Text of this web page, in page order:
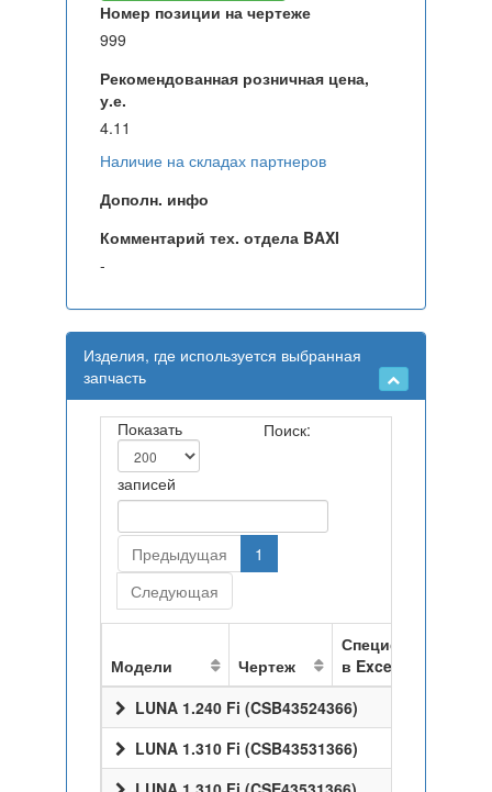
Номер позиции на чертеже
999
Рекомендованная розничная цена,
у.е.
4.11
Наличие на складах партнеров
Дополн. инфо
Комментарий тех. отдела BAXI
-
Изделия, где используется выбранная
запчасть
Показать
записей
Поиск:
Предыдущая
1
Следующая
Модели Чертеж
Спецификация
в Excel
LUNA 1.240 Fi (CSB43524366)
LUNA 1.310 Fi (CSB43531366)